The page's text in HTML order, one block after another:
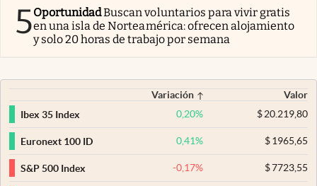
5OportunidadBuscan voluntarios para vivir gratis
en una isla de Norteamérica: ofrecen alojamiento
y solo 20 horas de trabajo por semana
Variación
Valor
Ibex 35 Index
0,20% $20.219,80
Euronext 100 ID 0,41% $1965,65
S&P 500 Index -0,17% $7723,55